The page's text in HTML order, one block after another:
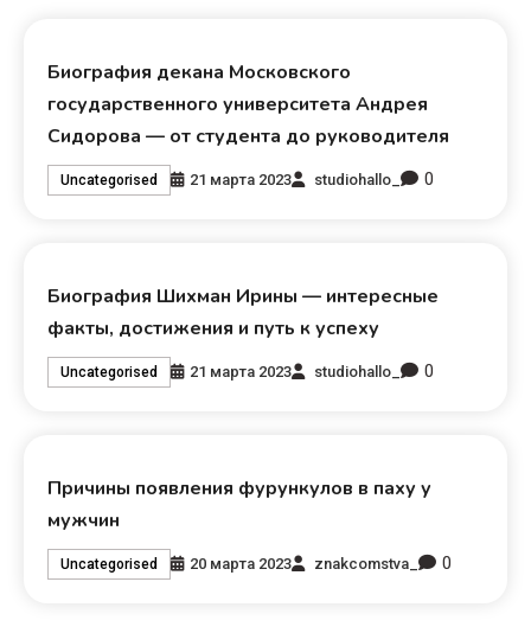
Биография декана Московского
государственного университета Андрея
Сидорова — от студента до руководителя
Uncategorised 21 марта 2023 studiohallo_ 0
Биография Шихман Ирины — интересные
факты, достижения и путь к успеху
Uncategorised 21 марта 2023 studiohallo_ 0
Причины появления фурункулов в паху у
мужчин
Uncategorised 20 марта 2023 znakcomstva_ 0